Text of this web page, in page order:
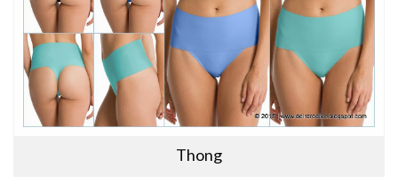
Thong